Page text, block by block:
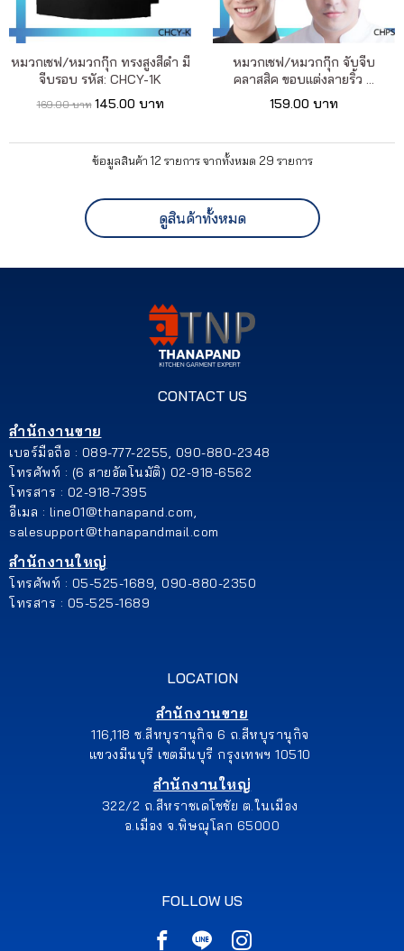
หมวกเชฟ/หมวกกุ๊ก ทรงสูงสีดำ มี
จีบรอบ รหัส: CHCY-1K
169.00 บาท 145.00 บาท
หมวกเชฟ/หมวกกุ๊ก จับจีบ
คลาสสิค ขอบแต่งลายริ้ว ...
159.00 บาท
ข้อมูลสินค้า 12 รายการ จากทั้งหมด 29 รายการ
ดูสินค้าทั้งหมด
CONTACT US
สำนักงานขาย
เบอร์มือถือ : 089-777-2255, 090-880-2348
โทรศัพท์ : (6 สายอัตโนมัติ) 02-918-6562
โทรสาร : 02-918-7395
อีเมล : line01@thanapand.com,
salesupport@thanapandmail.com
สำนักงานใหญ่
โทรศัพท์ : 05-525-1689, 090-880-2350
โทรสาร : 05-525-1689
LOCATION
สำนักงานขาย
116,118 ซ.สีหบุรานุกิจ 6 ถ.สีหบุรานุกิจ
แขวงมีนบุรี เขตมีนบุรี กรุงเทพฯ 10510
สำนักงานใหญ่
322/2 ถ.สีหราชเดโชชัย ต.ในเมือง
อ.เมือง จ.พิษณุโลก 65000
FOLLOW US